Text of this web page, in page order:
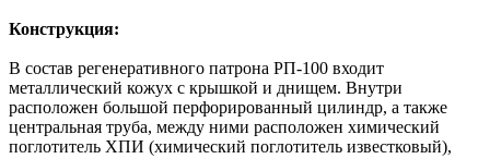
Конструкция:
В состав регенеративного патрона РП-100 входит
металлический кожух с крышкой и днищем. Внутри
расположен большой перфорированный цилиндр, а также
центральная труба, между ними расположен химический
поглотитель ХПИ (химический поглотитель известковый),